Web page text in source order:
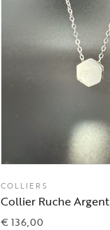
COLLIERS
Collier Ruche Argent
€136,00